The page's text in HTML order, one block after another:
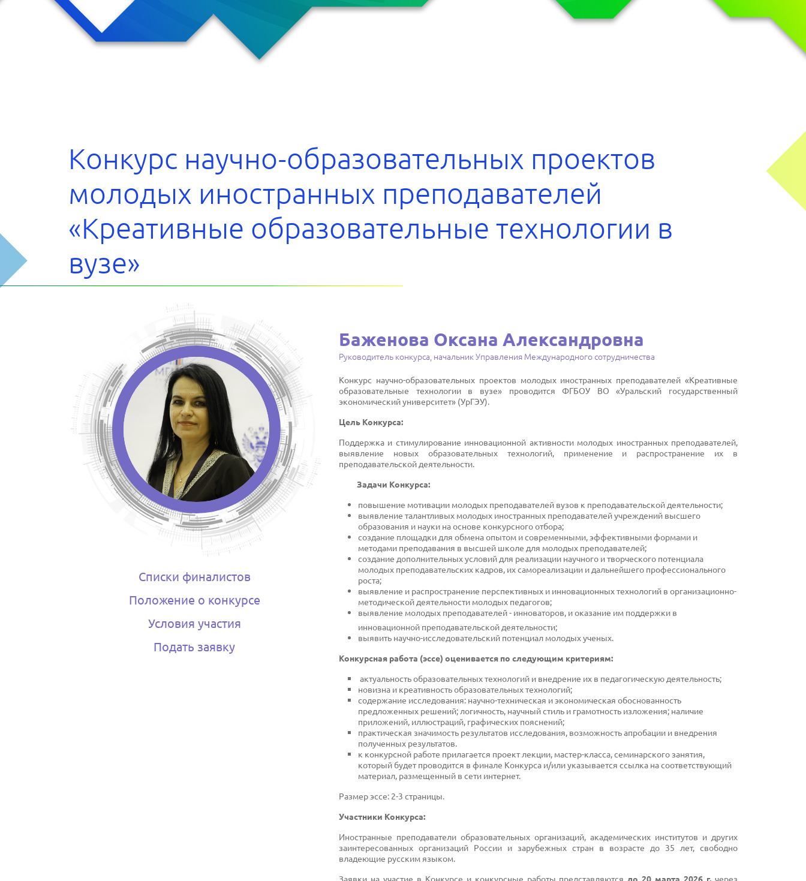
Конкурс научно-образовательных проектов
молодых иностранных преподавателей
«Креативные образовательные технологии в
вузе»
Списки финалистов
Положение о конкурсе
Условия участия
Подать заявку
Баженова Оксана Александровна
Руководитель конкурса, начальник Управления Международного сотрудничества
Конкурс научно-образовательных проектов молодых иностранных преподавателей «Креативные
образовательные технологии в вузе» проводится ФГБОУ ВО «Уральский государственный
экономический университет» (УрГЭУ).
Цель Конкурса:
Поддержка и стимулирование инновационной активности молодых иностранных преподавателей,
выявление новых образовательных технологий, применение и распространение их в
преподавательской деятельности.
Задачи Конкурса:
повышение мотивации молодых преподавателей вузов к преподавательской деятельности;
выявление талантливых молодых иностранных преподавателей учреждений высшего
образования и науки на основе конкурсного отбора;
создание площадки для обмена опытом и современными, эффективными формами и
методами преподавания в высшей школе для молодых преподавателей;
создание дополнительных условий для реализации научного и творческого потенциала
молодых преподавательских кадров, их самореализации и дальнейшего профессионального
роста;
выявление и распространение перспективных и инновационных технологий в организационно-
методической деятельности молодых педагогов;
выявление молодых преподавателей - инноваторов, и оказание им поддержки в
инновационной преподавательской деятельности;
выявить научно-исследовательский потенциал молодых ученых.
Конкурсная работа (эссе) оценивается по следующим критериям:
актуальность образовательных технологий и внедрение их в педагогическую деятельность;
новизна и креативность образовательных технологий;
содержание исследования: научно-техническая и экономическая обоснованность
предложенных решений; логичность, научный стиль и грамотность изложения; наличие
приложений, иллюстраций, графических пояснений;
практическая значимость результатов исследования, возможность апробации и внедрения
полученных результатов.
к конкурсной работе прилагается проект лекции, мастер-класса, семинарского занятия,
который будет проводится в финале Конкурса и/или указывается ссылка на соответствующий
материал, размещенный в сети интернет.
Размер эссе: 2-3 страницы.
Участники Конкурса:
Иностранные преподаватели образовательных организаций, академических институтов и других
заинтересованных организаций России и зарубежных стран в возрасте до 35 лет, свободно
владеющие русским языком.
Заявки на участие в Конкурсе и конкурсные работы представляютсядо 20 марта 2026 г. через